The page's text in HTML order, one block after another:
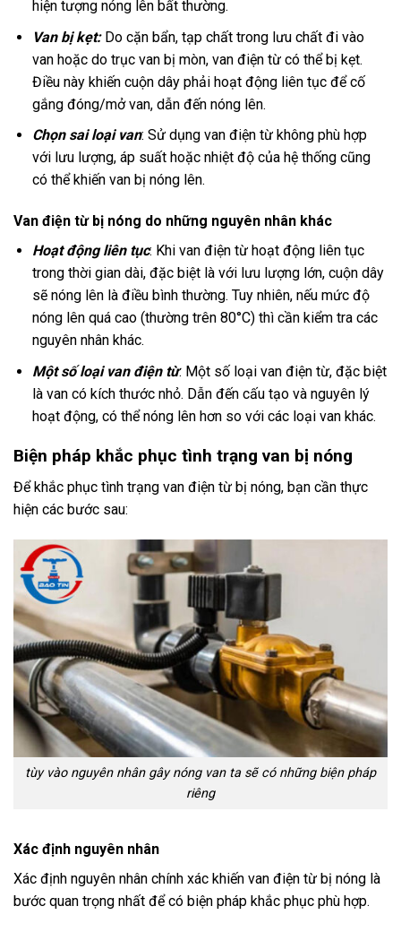
hiện tượng nóng lên bất thường.
Van bị kẹt:Do cặn bẩn, tạp chất trong lưu chất đi vào
van hoặc do trục van bị mòn, van điện từ có thể bị kẹt.
Điều này khiến cuộn dây phải hoạt động liên tục để cố
gắng đóng/mở van, dẫn đến nóng lên.
Chọn sai loại van: Sử dụng van điện từ không phù hợp
với lưu lượng, áp suất hoặc nhiệt độ của hệ thống cũng
có thể khiến van bị nóng lên.
Van điện từ bị nóng do những nguyên nhân khác
Hoạt động liên tục: Khi van điện từ hoạt động liên tục
trong thời gian dài, đặc biệt là với lưu lượng lớn, cuộn dây
sẽ nóng lên là điều bình thường. Tuy nhiên, nếu mức độ
nóng lên quá cao (thường trên 80°C) thì cần kiểm tra các
nguyên nhân khác.
Một số loại van điện từ: Một số loại van điện từ, đặc biệt
là van có kích thước nhỏ. Dẫn đến cấu tạo và nguyên lý
hoạt động, có thể nóng lên hơn so với các loại van khác.
Biện pháp khắc phục tình trạng van bị nóng
Để khắc phục tình trạng van điện từ bị nóng, bạn cần thực
hiện các bước sau:
tùy vào nguyên nhân gây nóng van ta sẽ có những biện pháp
riêng
Xác định nguyên nhân
Xác định nguyên nhân chính xác khiến van điện từ bị nóng là
bước quan trọng nhất để có biện pháp khắc phục phù hợp.